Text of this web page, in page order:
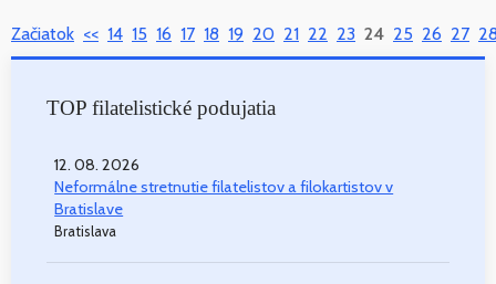
Začiatok << 14 15 16 17 18 19 20 21 22 23 24 25 26 27
TOP filatelistické podujatia
12. 08. 2026
Neformálne stretnutie filatelistov a filokartistov v
Bratislave
Bratislava